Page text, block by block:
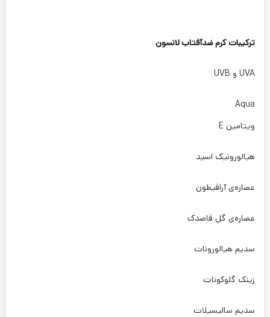
ترکیبات کرم ضدآفتاب لانسون
UVA و UVB
Aqua
ویتامین E
هیالورونیک اسید
عصاره‌ی آراقیطون
عصاره‌ی گل قاصدک
سدیم هیالورونات
زینک گلوکونات
سدیم سالیسیلات